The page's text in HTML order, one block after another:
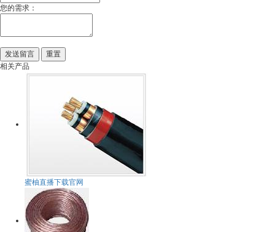
您的需求：
相关产品
蜜柚直播下载官网